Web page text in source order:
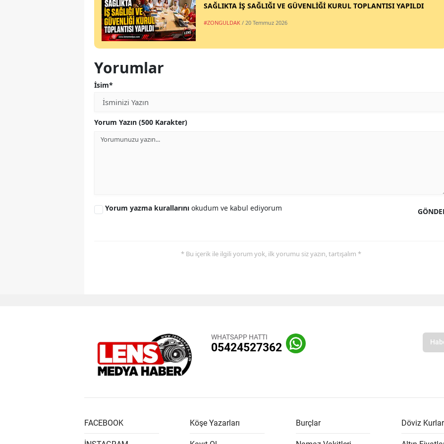
SAĞLIKTA İŞ SAĞLIĞI VE GÜVENLİĞİ KURUL TOPLANTISI YAPILDI
#ZONGULDAK / 20 Temmuz 2026
Yorumlar
İsim*
Yorum Yazın (500 Karakter)
Yorum yazma kurallarını okudum ve kabul ediyorum
* Bu içerik ile ilgili yorum yok, ilk yorumu siz yazın, tartışalım *
WHATSAPP HATTI
05424527362
FACEBOOK Köşe Yazarları Burçlar Döviz